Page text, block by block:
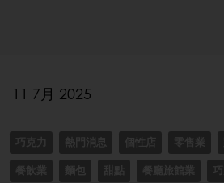
11 7月 2025
巧克力 熱門消息 個性店 零售業
餐飲業
麵包 甜點 餐廳旅館業